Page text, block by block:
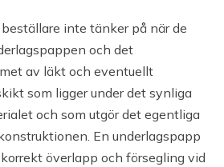
inte tänker på när de
och det
av läkt och eventuellt
som ligger under det synliga
och som utgör det egentliga
En underlagspapp
överlapp och försegling vid